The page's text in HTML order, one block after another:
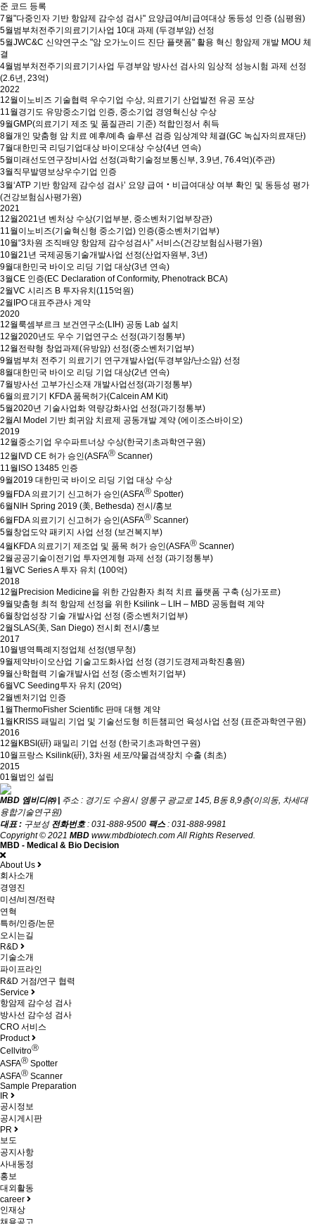
준 코드 등록
7월"다중인자 기반 항암제 감수성 검사" 요양급여/비급여대상 동등성 인증 (심평원)
5월 범부처전주기의료기기사업 10대 과제 (두경부암) 선정
5월JWC&C 신약연구소 "암 오가노이드 진단 플랫폼" 활용 혁신 항암제 개발 MOU 체
결
4월 범부처전주기의료기기사업 두경부암 방사선 검사의 임상적 성능시험 과제 선정
(2.6년, 23억)
2022
12월 이노비즈 기술협력 우수기업 수상, 의료기기 산업발전 유공 포상
11월 경기도 유망중소기업 인증, 중소기업 경영혁신상 수상
9월GMP(의료기기 제조 및 품질관리 기준) 적합인정서 취득
8월개인 맞춤형 암 치료 예후/예측 솔루션 검증 임상계약 체결(GC 녹십자의료재단)
7월대한민국 리딩기업대상 바이오대상 수상(4년 연속)
5월 미래선도연구장비사업 선정(과학기술정보통신부, 3.9년, 76.4억)(주관)
3월 직무발명보상우수기업 인증
3월‘ATP 기반 항암제 감수성 검사’ 요양 급여‧비급여대상 여부 확인 및 동등성 평가
(건강보험심사평가원)
2021
12월2021년 벤처상 수상(기업부분, 중소벤처기업부장관)
11월 이노비즈(기술혁신형 중소기업) 인증(중소벤처기업부)
10월“3차원 조직배양 항암제 감수성검사” 서비스(건강보험심사평가원)
10월21년 국제공동기술개발사업 선정(산업자원부, 3년)
9월대한민국 바이오 리딩 기업 대상(3년 연속)
3월CE 인증(EC Declaration of Conformity, Phenotrack BCA)
2월VC 시리즈 B 투자유치(115억원)
2월 IPO 대표주관사 계약
2020
12월 룩셈부르크 보건연구소(LIH) 공동 Lab 설치
12월2020년도 우수 기업연구소 선정(과기정통부)
12월 전략형 창업과제(유방암) 선정(중소벤처기업부)
9월 범부처 전주기 의료기기 연구개발사업(두경부암/난소암) 선정
8월대한민국 바이오 리딩 기업 대상(2년 연속)
7월 방사선 고부가신소재 개발사업선정(과기정통부)
6월 의료기기 KFDA 품목허가(Calcein AM Kit)
5월2020년 기술사업화 역량강화사업 선정(과기정통부)
2월AI Model 기반 희귀암 치료제 공동개발 계약 (에이조스바이오)
2019
12월 중소기업 우수파트너상 수상(한국기초과학연구원)
12월 IVD CE 허가 승인(ASFAⓇ Scanner)
11월 ISO 13485 인증
9월2019 대한민국 바이오 리딩 기업 대상 수상
9월 FDA 의료기기 신고허가 승인(ASFAⓇ Spotter)
6월 NIH Spring 2019 (美, Bethesda) 전시/홍보
6월 FDA 의료기기 신고허가 승인(ASFAⓇ Scanner)
5월 창업도약 패키지 사업 선정 (보건복지부)
4월 KFDA 의료기기 제조업 및 품목 허가 승인(ASFAⓇ Scanner)
2월 공공기술이전기업 투자연계형 과제 선정 (과기정통부)
1월VC Series A 투자 유치 (100억)
2018
12월 Precision Medicine을 위한 간암환자 최적 치료 플랫폼 구축 (싱가포르)
9월 맞춤형 최적 항암제 선정을 위한 Ksilink – LIH – MBD 공동협력 계약
6월 창업성장 기술 개발사업 선정 (중소벤처기업부)
2월SLAS(美, San Diego) 전시회 전시/홍보
2017
10월 병역특례지정업체 선정(병무청)
9월제약바이오산업 기술고도화사업 선정 (경기도경제과학진흥원)
9월산학협력 기술개발사업 선정 (중소벤처기업부)
6월VC Seeding투자 유치 (20억)
2월 벤처기업 인증
1월ThermoFisher Scientific 판매 대행 계약
1월 KRISS 패밀리 기업 및 기술선도형 히든챔피언 육성사업 선정 (표준과학연구원)
2016
12월 KBSI(硏) 패밀리 기업 선정 (한국기초과학연구원)
10월 프랑스 Ksilink(硏), 3차원 세포/약물검색장치 수출 (최초)
2015
01월 법인 설립
MBD 엠비디㈜ |
주소 : 경기도 수원시 영통구 광교로 145, B동 8,9층(이의동, 차세대
융합기술연구원)
대표 : 구보성 전화번호: 031-888-9500 팩스: 031-888-9981
Copyright © 2021 MBD www.mbdbiotech.com All Rights Reserved.
MBD - Medical & Bio Decision
About Us
회사소개
경영진
미션/비젼/전략
연혁
특허/인증/논문
오시는길
R&D
기술소개
파이프라인
R&D 거점/연구 협력
Service
항암제 감수성 검사
방사선 감수성 검사
CRO 서비스
Product
CellvitroⓇ
ASFAⓇ Spotter
ASFAⓇ Scanner
Sample Preparation
IR
공시정보
공시게시판
PR
보도
공지사항
사내동정
홍보
대외활동
career
인재상
채용공고